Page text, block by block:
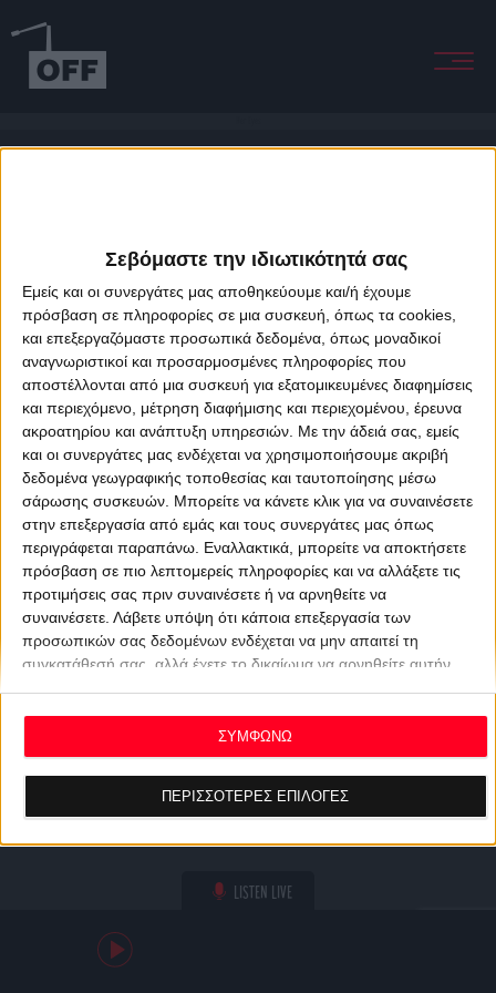
Σεβόμαστε την ιδιωτικότητά σας
Εμείς και οι συνεργάτες μας αποθηκεύουμε και/ή έχουμε
πρόσβαση σε πληροφορίες σε μια συσκευή, όπως τα cookies,
και επεξεργαζόμαστε προσωπικά δεδομένα, όπως μοναδικοί
αναγνωριστικοί και προσαρμοσμένες πληροφορίες που
αποστέλλονται από μια συσκευή για εξατομικευμένες διαφημίσεις
και περιεχόμενο, μέτρηση διαφήμισης και περιεχομένου, έρευνα
ακροατηρίου και ανάπτυξη υπηρεσιών. Με την άδειά σας, εμείς
και οι συνεργάτες μας ενδέχεται να χρησιμοποιήσουμε ακριβή
δεδομένα γεωγραφικής τοποθεσίας και ταυτοποίησης μέσω
σάρωσης συσκευών. Μπορείτε να κάνετε κλικ για να συναινέσετε
στην επεξεργασία από εμάς και τους συνεργάτες μας όπως
περιγράφεται παραπάνω. Εναλλακτικά, μπορείτε να αποκτήσετε
πρόσβαση σε πιο λεπτομερείς πληροφορίες και να αλλάξετε τις
προτιμήσεις σας πριν συναινέσετε ή να αρνηθείτε να
συναινέσετε. Λάβετε υπόψη ότι κάποια επεξεργασία των
προσωπικών σας δεδομένων ενδέχεται να μην απαιτεί τη
συγκατάθεσή σας, αλλά έχετε το δικαίωμα να αρνηθείτε αυτήν
ανακαλέσετε τη συγκατάθεσή σας ανά πάσα στιγμή
επιστρέφοντας σε αυτόν τον ιστότοπο και κάνοντας κλικ στο
κουμπί "Απορρήτου" στο κάτω μέρος της ιστοσελίδας.
ΠΕΡΙΣΣΟΤΕΡΕΣ ΕΠΙΛΟΓΕΣ
ΣΥΜΦΩΝΩ
LISTEN LIVE
About Offradio Business Class Terms & Conditions
Privacy Policy
Designed & developed byporcupine colors&Fotis Alexandrou